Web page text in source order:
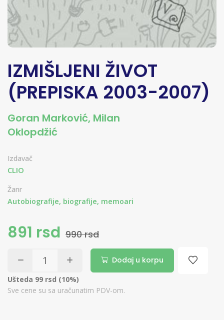
IZMIŠLJENI ŽIVOT
(PREPISKA 2003-2007)
Goran Marković, Milan
Oklopdžić
Izdavač
CLIO
Žanr
Autobiografije, biografije, memoari
891 rsd 990 rsd
Dodaj u korpu
Ušteda 99 rsd (10%)
Sve cene su sa uračunatim PDV-om.